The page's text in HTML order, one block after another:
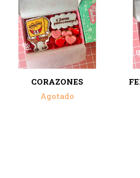
CORAZONES
Agotado